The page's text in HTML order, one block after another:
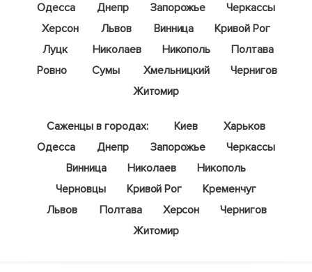
Одесса
Днепр Запорожье
Черкассы
Херсон
Львов Винница
Кривой Рог
Луцк
Николаев Никополь
Полтава
Ровно
Сумы Хмельницкий
Чернигов
Житомир
Саженцы в городах: Киев
Харьков
Одесса
Днепр Запорожье
Черкассы
Винница
Николаев
Никополь
Черновцы
Кривой Рог
Кременчуг
Львов
Полтава Херсон
Чернигов
Житомир